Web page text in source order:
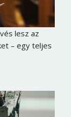
lesz az
– egy teljes